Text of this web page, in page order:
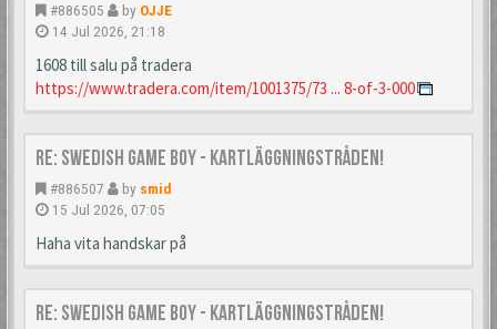
#886505 by OJJE
14 Jul 2026, 21:18
1608 till salu på tradera
https://www.tradera.com/item/1001375/73 ... 8-of-3-000
Re: Swedish Game Boy - Kartläggningstråden!
#886507 by smid
15 Jul 2026, 07:05
Haha vita handskar på
Re: Swedish Game Boy - Kartläggningstråden!